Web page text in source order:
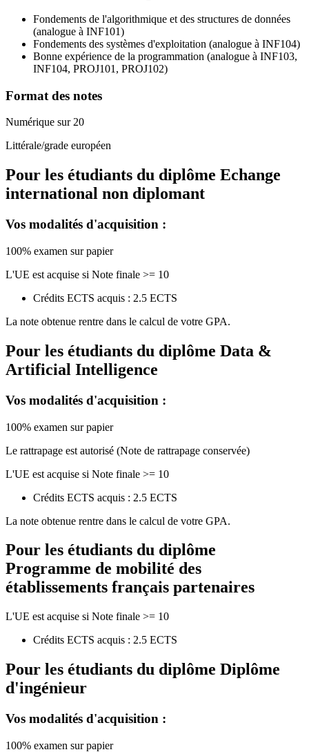
Fondements de l'algorithmique et des structures de données
(analogue à INF101)
Fondements des systèmes d'exploitation (analogue à INF104)
Bonne expérience de la programmation (analogue à INF103,
INF104, PROJ101, PROJ102)
Format des notes
Numérique sur 20
Littérale/grade européen
Pour les étudiants du diplôme Echange
international non diplomant
Vos modalités d'acquisition :
100% examen sur papier
L'UE est acquise si Note finale >= 10
Crédits ECTS acquis : 2.5 ECTS
La note obtenue rentre dans le calcul de votre GPA.
Pour les étudiants du diplôme Data &
Artificial Intelligence
Vos modalités d'acquisition :
100% examen sur papier
Le rattrapage est autorisé (Note de rattrapage conservée)
L'UE est acquise si Note finale >= 10
Crédits ECTS acquis : 2.5 ECTS
La note obtenue rentre dans le calcul de votre GPA.
Pour les étudiants du diplôme
Programme de mobilité des
établissements français partenaires
L'UE est acquise si Note finale >= 10
Crédits ECTS acquis : 2.5 ECTS
Pour les étudiants du diplôme Diplôme
d'ingénieur
Vos modalités d'acquisition :
100% examen sur papier